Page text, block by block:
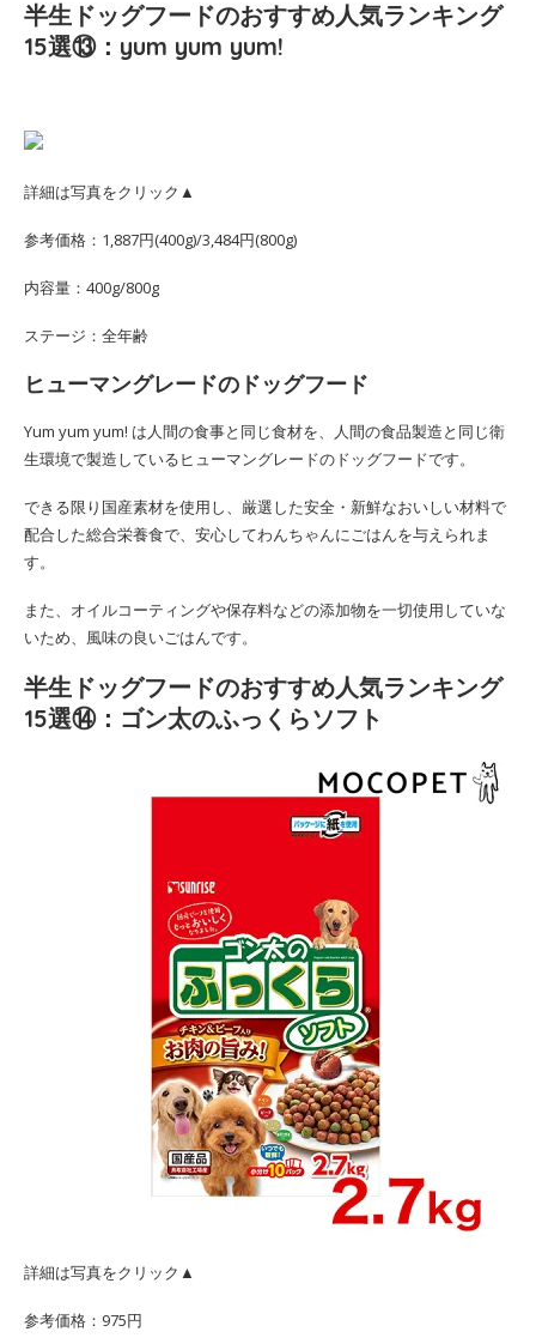
半生ドッグフードのおすすめ人気ランキング
15選⑬：yum yum yum!
詳細は写真をクリック▲
参考価格：1,887円(400g)/3,484円(800g)
内容量：400g/800g
ステージ：全年齢
ヒューマングレードのドッグフード
Yum yum yum! は人間の食事と同じ食材を、人間の食品製造と同じ衛
生環境で製造しているヒューマングレードのドッグフードです。
できる限り国産素材を使用し、厳選した安全・新鮮なおいしい材料で
配合した総合栄養食で、安心してわんちゃんにごはんを与えられま
す。
また、オイルコーティングや保存料などの添加物を一切使用していな
いため、風味の良いごはんです。
半生ドッグフードのおすすめ人気ランキング
15選⑭：ゴン太のふっくらソフト
詳細は写真をクリック▲
参考価格：975円